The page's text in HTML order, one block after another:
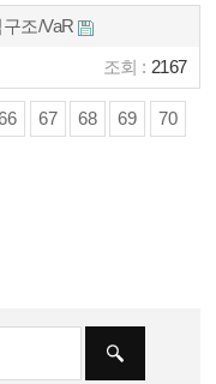
조/VaR
2167
67 68 69 70